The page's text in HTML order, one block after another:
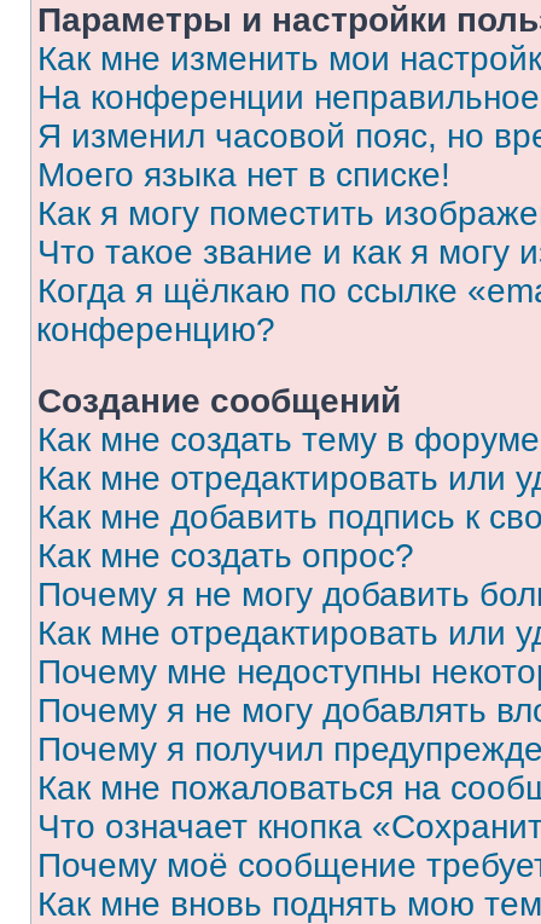
Параметры и настройки
Как мне изменить мои
На конференции
Я изменил часовой пояс, но
Моего языка нет в списке!
Как я могу поместить
Что такое звание и как я могу
Когда я щёлкаю по ссылке
конференцию?
Создание сообщений
Как мне создать тему в
Как мне отредактировать или
Как мне добавить подпись к
Как мне создать опрос?
Почему я не могу добавить
Как мне отредактировать или
Почему мне недоступны
Почему я не могу добавлять
Почему я получил
Как мне пожаловаться на
Что означает кнопка
Почему моё сообщение
Как мне вновь поднять мою